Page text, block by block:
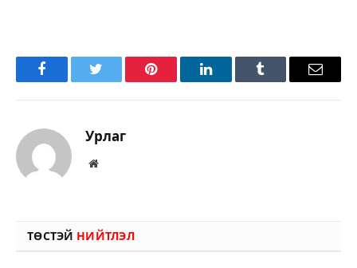
FacebookTwitter Pinterest LinkedInTumblr Имэйл
Урлаг
Вэбсайт
ТӨСТЭЙ НИЙТЛЭЛ